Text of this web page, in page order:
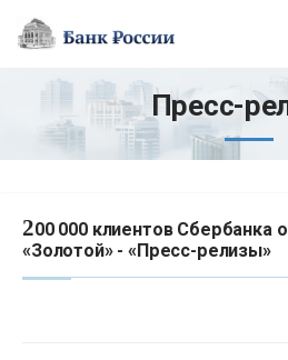
Пресс-
200 000 клиентов Сбербанка
«Золотой» - «Пресс-релизы»